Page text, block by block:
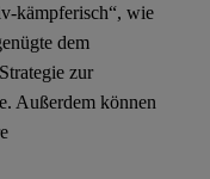
kämpferisch“, wie
dem
zur
Außerdem können